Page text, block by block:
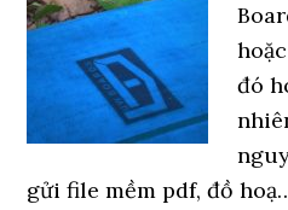
đó
gửi file mềm pdf, đồ